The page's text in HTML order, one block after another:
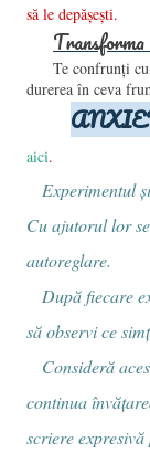
să le depăşeşti.
Te confrunţi
durerea în ceva
aici.
Experimentul
Cu ajutorul lor
autoreglare.
După fiecare
să observi ce
Consideră
continua
scriere